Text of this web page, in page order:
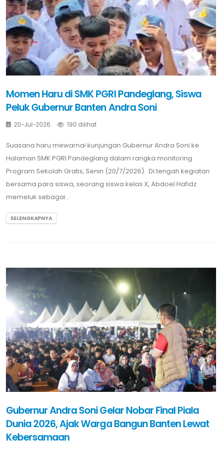
Momen Haru di SMK PGRI Pandeglang, Siswa
Peluk Gubernur Banten Andra Soni
20-Jul-2026 190 dilihat
Suasana haru mewarnai kunjungan Gubernur Andra Soni ke
Halaman SMK PGRI Pandeglang dalam rangka monitoring
Program Sekolah Gratis, Senin (20/7/2026). Di tengah kegiatan
bersama para siswa, seorang siswa kelas X, Abdoel Hafidz
memeluk sebagai...
SELENGKAPNYA
Gubernur Andra Soni Gelar Nobar Final Piala
Dunia 2026, Ajak Warga Bangun Banten Lewat
Kebersamaan